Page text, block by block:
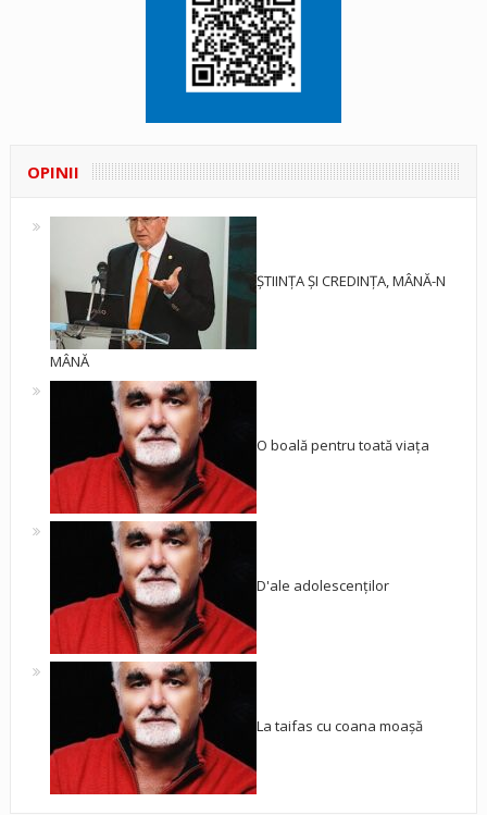
OPINII
ȘTIINȚA ȘI CREDINȚA, MÂNĂ-N
MÂNĂ
O boală pentru toată viața
D'ale adolescenților
La taifas cu coana moașă